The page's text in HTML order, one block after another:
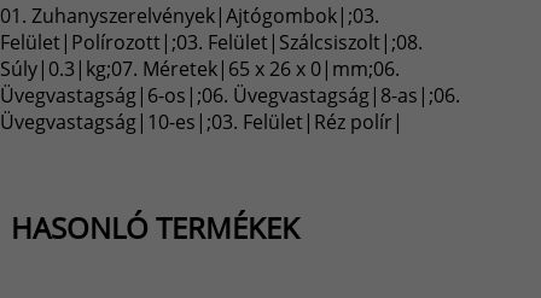
01. Zuhanyszerelvények|Ajtógombok|;03.
Felület|Polírozott|;03. Felület|Szálcsiszolt|;08.
Súly|0.3|kg;07. Méretek|65 x 26 x 0|mm;06.
Üvegvastagság|6-os|;06. Üvegvastagság|8-as|;06.
Üvegvastagság|10-es|;03. Felület|Réz polír|
HASONLÓ TERMÉKEK